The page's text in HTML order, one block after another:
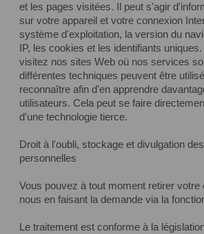
et les pages visitées. Il peut s'agir
sur votre appareil et votre connexion
système d'exploitation, la version du
IP, les cookies et les identifiants
visitez nos sites Web où nos services
différentes techniques peuvent être
reconnaître afin d'en apprendre
utilisateurs. Cela peut se faire
d'une technologie tierce.
Droit à l'oubli, stockage et divulgation
personnelles
Vous pouvez à tout moment retirer votre
nous en faisant la demande via la
Le traitement est conforme à la